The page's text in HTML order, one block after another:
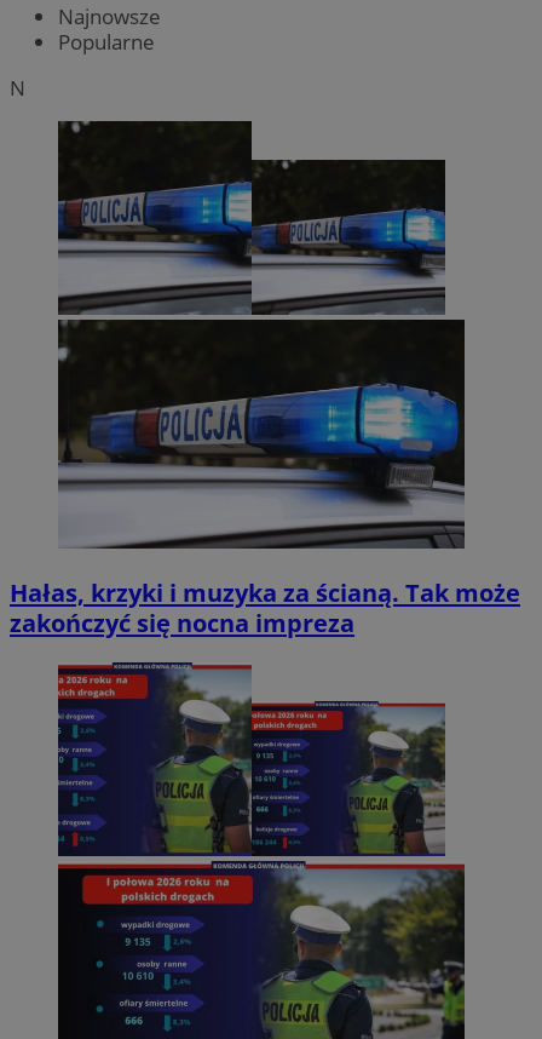
Najnowsze
Popularne
N
Hałas, krzyki i muzyka za ścianą. Tak może
zakończyć się nocna impreza